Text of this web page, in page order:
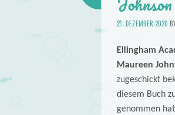
21. DEZEMBER 2020
Ellingham
Maureen
zugeschickt
diesem Buch
genommen